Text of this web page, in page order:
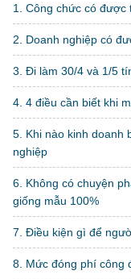
1. Công chức có được
2. Doanh nghiệp có
3. Đi làm 30/4 và 1/5
4. 4 điều cần biết khi
5. Khi nào kinh doanh
nghiệp
6. Không có chuyện
giống mẫu 100%
7. Điều kiện gì để
8. Mức đóng phí công